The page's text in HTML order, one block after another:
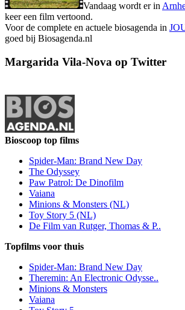
Vandaag wordt er in
keer een film vertoond.
Voor de complete en actuele biosagenda in
goed bij Biosagenda.nl
Margarida Vila-Nova op Twitter
Bioscoop top films
Spider-Man: Brand New Day
The Odyssey
Paw Patrol: De Dinofilm
Vaiana
Minions & Monsters (NL)
Toy Story 5 (NL)
De Film van Rutger, Thomas & P..
Topfilms voor thuis
Spider-Man: Brand New Day
Theremin: An Electronic Odysse..
Minions & Monsters
Vaiana